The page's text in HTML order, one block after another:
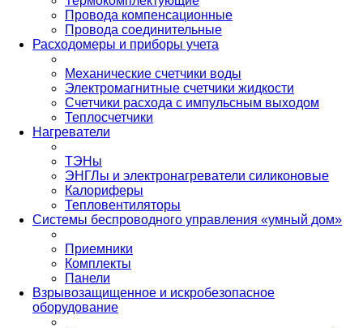
Провода компенсационные
Провода соединительные
Расходомеры и приборы учета
Механические счетчики воды
Электромагнитные счетчики жидкости
Счетчики расхода с импульсным выходом
Теплосчетчики
Нагреватели
ТЭНы
ЭНГЛы и электронагреватели силиконовые
Калориферы
Тепловентиляторы
Системы беспроводного управления «умный дом»
Приемники
Комплекты
Панели
Взрывозащищенное и искробезопасное
оборудование